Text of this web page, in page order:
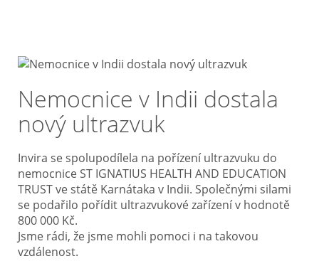
Nemocnice v Indii dostala
nový ultrazvuk
Invira se spolupodílela na pořízení ultrazvuku do
nemocnice ST IGNATIUS HEALTH AND EDUCATION
TRUST ve státě Karnátaka v Indii. Společnými silami
se podařilo pořídit ultrazvukové zařízení v hodnotě
800 000 Kč.
Jsme rádi, že jsme mohli pomoci i na takovou
vzdálenost.